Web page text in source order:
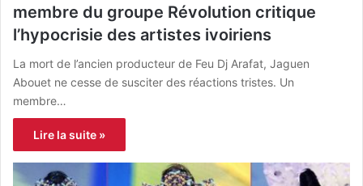
membre du groupe Révolution critique
l’hypocrisie des artistes ivoiriens
La mort de l’ancien producteur de Feu Dj Arafat, Jaguen
Abouet ne cesse de susciter des réactions tristes. Un
membre…
Lire la suite »